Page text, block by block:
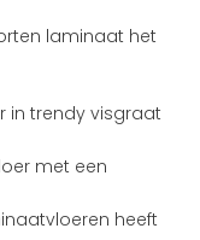
laminaat het
in trendy visgraat
met een
heeft